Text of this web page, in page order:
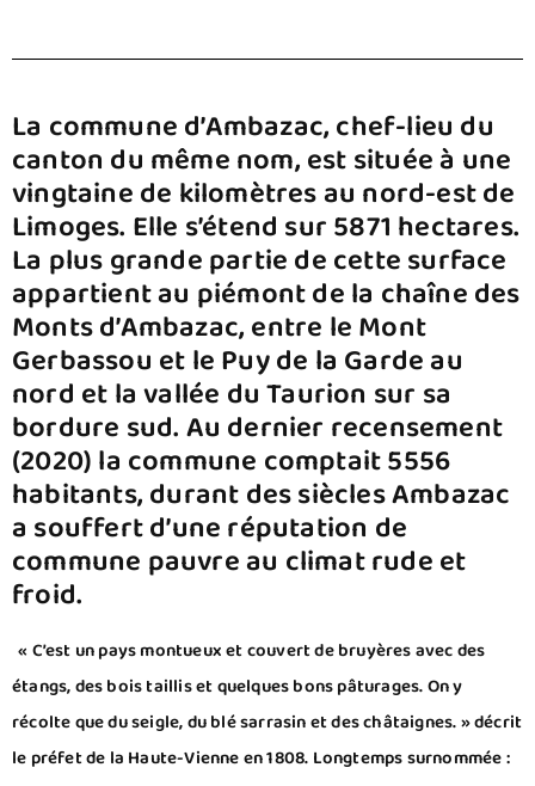
La commune d’Ambazac, chef-lieu du
canton du même nom, est située à une
vingtaine de kilomètres au nord-est de
Limoges. Elle s’étend sur 5871 hectares.
La plus grande partie de cette surface
appartient au piémont de la chaîne des
Monts d’Ambazac, entre le Mont
Gerbassou et le Puy de la Garde au
nord et la vallée du Taurion sur sa
bordure sud. Au dernier recensement
(2020) la commune comptait 5556
habitants, durant des siècles Ambazac
a souffert d’une réputation de
commune pauvre au climat rude et
froid.
« C’est un pays montueux et couvert de bruyères avec des
étangs, des bois taillis et quelques bons pâturages. On y
récolte que du seigle, du blé sarrasin et des châtaignes. » décrit
le préfet de la Haute-Vienne en 1808. Longtemps surnommée :